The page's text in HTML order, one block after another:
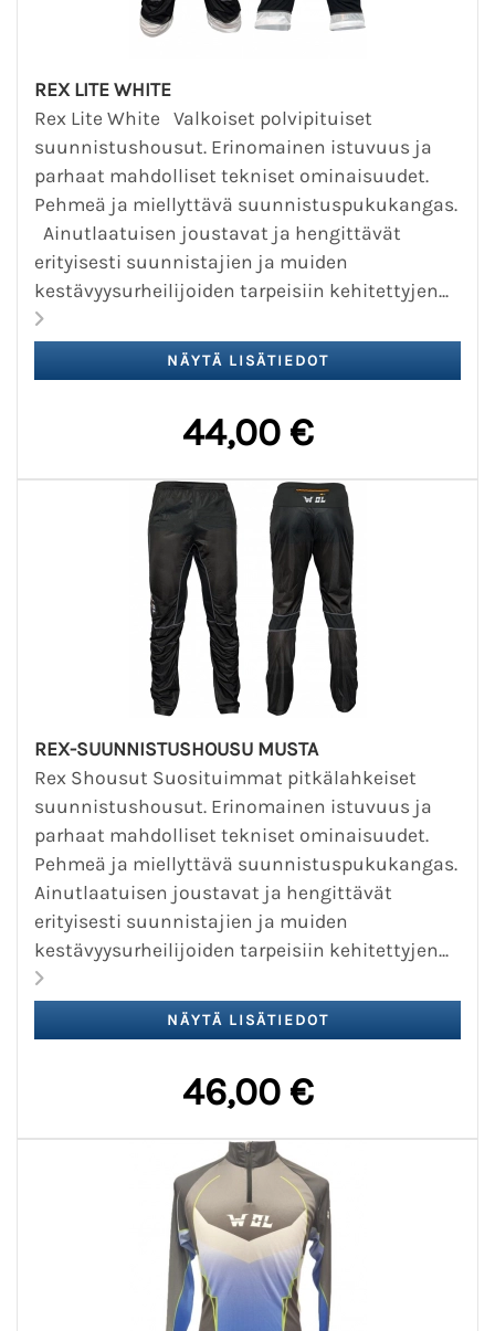
REX LITE WHITE
Rex Lite White Valkoiset polvipituiset
suunnistushousut. Erinomainen istuvuus ja
parhaat mahdolliset tekniset ominaisuudet.
Pehmeä ja miellyttävä suunnistuspukukangas.
Ainutlaatuisen joustavat ja hengittävät
erityisesti suunnistajien ja muiden
kestävyysurheilijoiden tarpeisiin kehitettyjen...
44,00 €
REX-SUUNNISTUSHOUSU MUSTA
Rex Shousut Suosituimmat pitkälahkeiset
suunnistushousut. Erinomainen istuvuus ja
parhaat mahdolliset tekniset ominaisuudet.
Pehmeä ja miellyttävä suunnistuspukukangas.
Ainutlaatuisen joustavat ja hengittävät
erityisesti suunnistajien ja muiden
kestävyysurheilijoiden tarpeisiin kehitettyjen...
46,00 €